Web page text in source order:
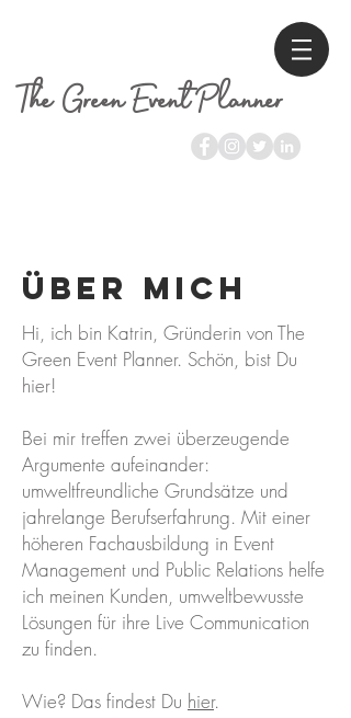
The Green Event Planner
ÜBER mich
Hi, ich bin Katrin, Gründerin von The
Green Event Planner. Schön, bist Du
hier!
Bei mir treffen zwei überzeugende
Argumente aufeinander:
umweltfreundliche Grundsätze und
jahrelange Berufserfahrung. Mit einer
höheren Fachausbildung in Event
Management und Public Relations helfe
ich meinen Kunden, umweltbewusste
Lösungen für ihre Live Communication
zu finden.
Wie? Das findest Du hier.